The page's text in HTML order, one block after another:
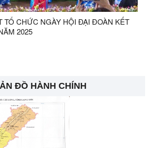
TỔ CHỨC NGÀY HỘI ĐẠI ĐOÀN KẾT
2025
ĐỒ HÀNH CHÍNH